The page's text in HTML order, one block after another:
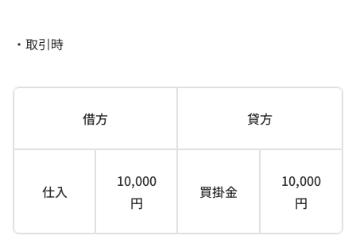
・取引時
借方 貸方
仕入
10,000
円
買掛金
10,000
円